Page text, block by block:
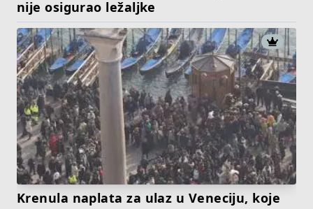
nije osigurao ležaljke
Krenula naplata za ulaz u Veneciju, koje